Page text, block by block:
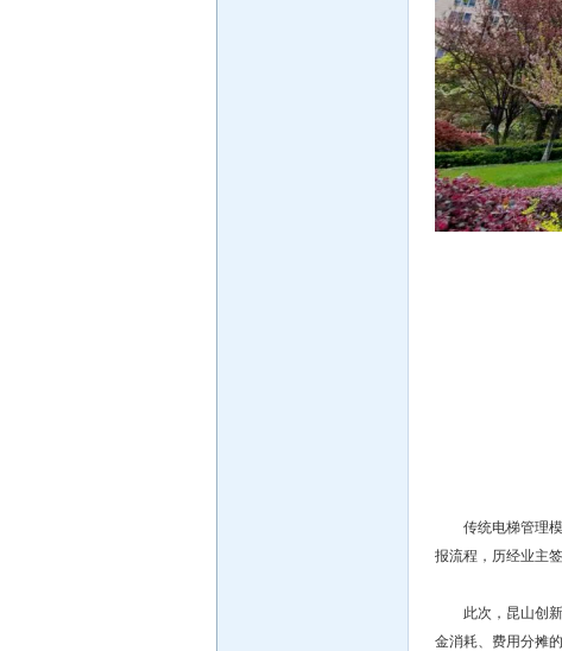
传统电梯管理
报流程，历经业主
此次，昆山创
金消耗、费用分摊